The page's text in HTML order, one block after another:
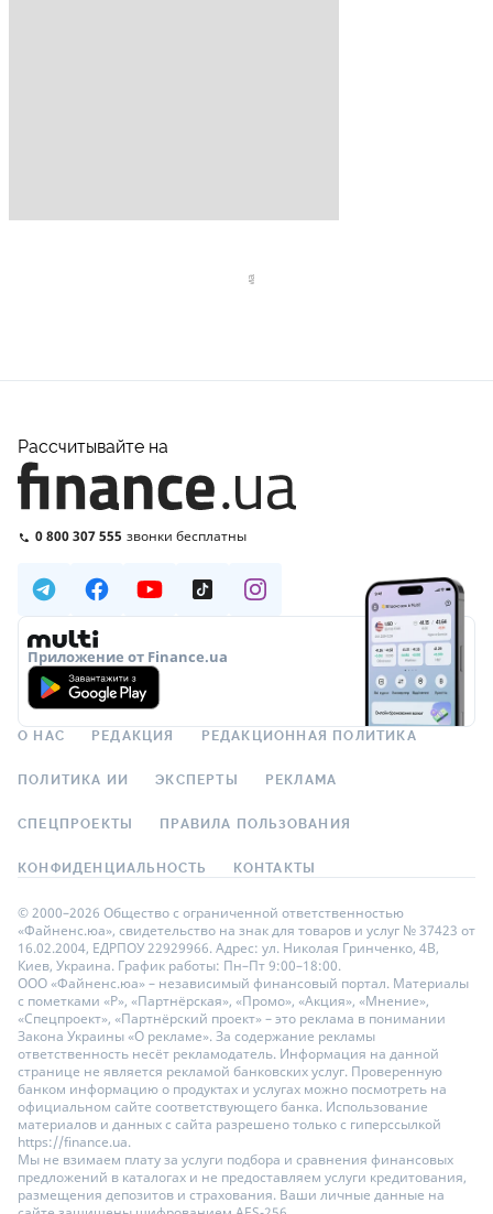
Рассчитывайте на
0 800 307 555 звонки бесплатны
Приложение от Finance.ua
О НАС РЕДАКЦИЯ РЕДАКЦИОННАЯ ПОЛИТИКА
ПОЛИТИКА ИИ ЭКСПЕРТЫ РЕКЛАМА
СПЕЦПРОЕКТЫ ПРАВИЛА ПОЛЬЗОВАНИЯ
КОНФИДЕНЦИАЛЬНОСТЬ КОНТАКТЫ
© 2000–2026 Общество с ограниченной ответственностью
«Файненс.юа», свидетельство на знак для товаров и услуг № 37423 от
16.02.2004, ЕДРПОУ 22929966. Адрес: ул. Николая Гринченко, 4В,
Киев, Украина. График работы: Пн–Пт 9:00–18:00.
ООО «Файненс.юа» – независимый финансовый портал. Материалы
с пометками «Р», «Партнёрская», «Промо», «Акция», «Мнение»,
«Спецпроект», «Партнёрский проект» – это реклама в понимании
Закона Украины «О рекламе». За содержание рекламы
ответственность несёт рекламодатель. Информация на данной
странице не является рекламой банковских услуг. Проверенную
банком информацию о продуктах и услугах можно посмотреть на
официальном сайте соответствующего банка. Использование
материалов и данных с сайта разрешено только с гиперссылкой
https://finance.ua.
Мы не взимаем плату за услуги подбора и сравнения финансовых
предложений в каталогах и не предоставляем услуги кредитования,
размещения депозитов и страхования. Ваши личные данные на